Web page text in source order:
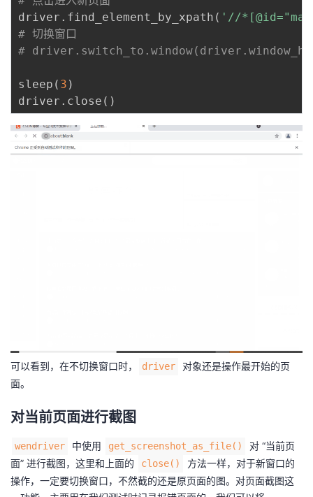
driver . find_element_by_xpath ( '//
# 切换窗口
#
sleep ( 3 )
driver . close ( )
可以看到，在不切换窗口时， driver
对象还是操作最开始的页
面。
对当前页面进行截图
wendriver 中使用 get_screenshot_as_file()
对 “当前页
面” 进行截图，这里和上面的
close()
方法一样，对于新窗口的
操作，一定要切换窗口，不然截的还是原页面的图。对页面截图这